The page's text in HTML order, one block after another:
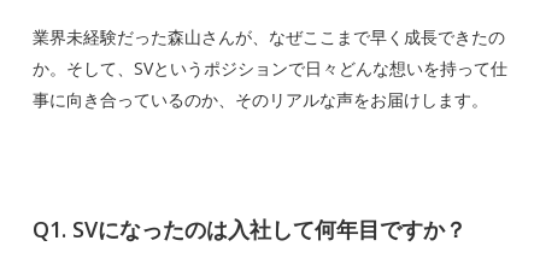
業界未経験だった森山さんが、なぜここまで早く成長できたの
か。そして、SVというポジションで日々どんな想いを持って仕
事に向き合っているのか、そのリアルな声をお届けします。
Q1. SVになったのは入社して何年目ですか？